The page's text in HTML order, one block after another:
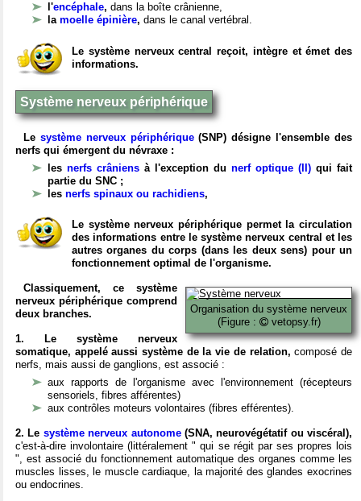
l'encéphale, dans la boîte crânienne,
la moelle épinière, dans le canal vertébral.
Le système nerveux central reçoit, intègre et émet des
informations.
Système nerveux périphérique
Le système nerveux périphérique(SNP) désigne l'ensemble des
nerfs qui émergent du névraxe :
les nerfs crâniens à l'exception du nerf optique (II) qui fait
partie du SNC ;
les nerfs spinaux ou rachidiens,
Le système nerveux périphérique permet la circulation
des informations entre le système nerveux central et les
autres organes du corps (dans les deux sens) pour un
fonctionnement optimal de l'organisme.
Organisation du système nerveux
(Figure :
vetopsy.fr)
Classiquement, ce système
nerveux périphérique comprend
deux branches.
1. Le système nerveux
somatique, appelé aussi système de la vie de relation, composé de
nerfs, mais aussi de ganglions, est associé :
aux rapports de l'organisme avec l'environnement (récepteurs
sensoriels, fibres afférentes)
aux contrôles moteurs volontaires (fibres efférentes).
2. Le système nerveux autonome(SNA, neurovégétatif ou viscéral),
c'est-à-dire involontaire (littéralement " qui se régit par ses propres lois
", est associé du fonctionnement automatique des organes comme les
muscles lisses, le muscle cardiaque, la majorité des glandes exocrines
ou endocrines.